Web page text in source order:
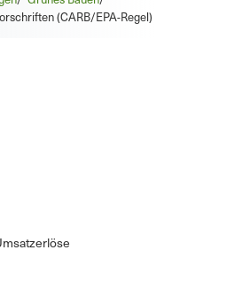
(CARB/EPA-Regel)